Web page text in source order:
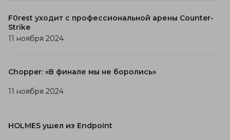
F0rest уходит с профессиональной арены Counter-
Strike
11 ноября 2024
Chopper: «В финале мы не боролись»
11 ноября 2024
HOLMES ушел из Endpoint